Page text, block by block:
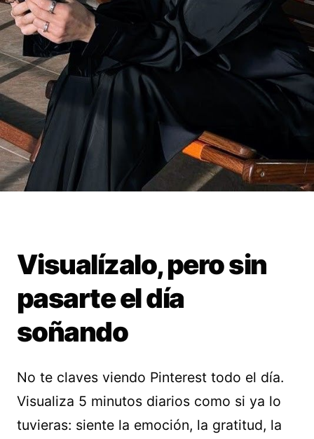
Visualízalo, pero sin
pasarte el día
soñando
No te claves viendo Pinterest todo el día.
Visualiza 5 minutos diarios como si ya lo
tuvieras: siente la emoción, la gratitud, la